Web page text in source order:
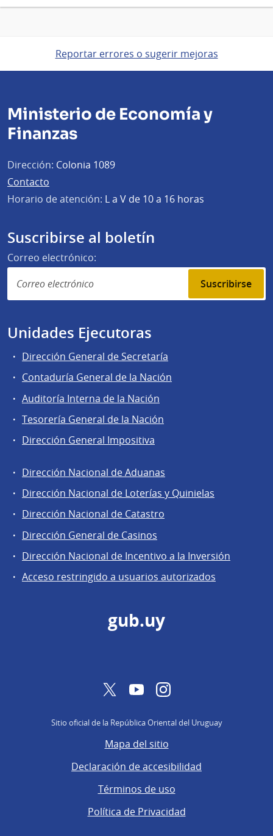
Reportar errores o sugerir mejoras
Ministerio de Economía y
Finanzas
Dirección: Colonia 1089
Contacto
Horario de atención: L a V de 10 a 16 horas
Suscribirse al boletín
Correo electrónico:
Suscribirse
Unidades Ejecutoras
Dirección General de Secretaría
Contaduría General de la Nación
Auditoría Interna de la Nación
Tesorería General de la Nación
Dirección General Impositiva
Áreas
de
la
Dirección
General
de
Secretaría
Dirección Nacional de Aduanas
Dirección Nacional de Loterías y Quinielas
Dirección Nacional de Catastro
Dirección General de Casinos
Dirección Nacional de Incentivo a la Inversión
Acceso restringido a usuarios autorizados
gub.uy
TwitterYouTubeInstagram
Sitio oficial de la República Oriental del Uruguay
Mapa del sitio
Declaración de accesibilidad
Términos de uso
Política de Privacidad